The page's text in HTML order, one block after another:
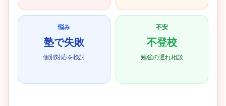
悩み
塾で失敗
個別対応を検討
不安
不登校
勉強の遅れ相談